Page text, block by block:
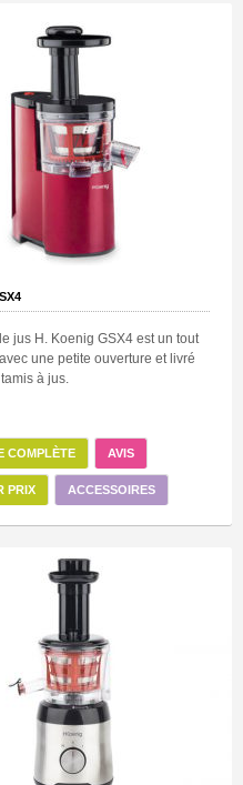
jus H. Koenig GSX4 est un tout
une petite ouverture et livré
à jus.
COMPLÈTE AVIS
PRIX ACCESSOIRES